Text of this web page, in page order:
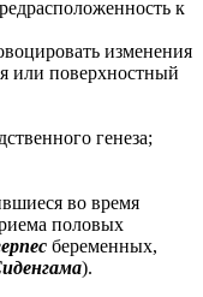
к
изменения
или поверхностный
генеза;
во время
половых
беременных,
).